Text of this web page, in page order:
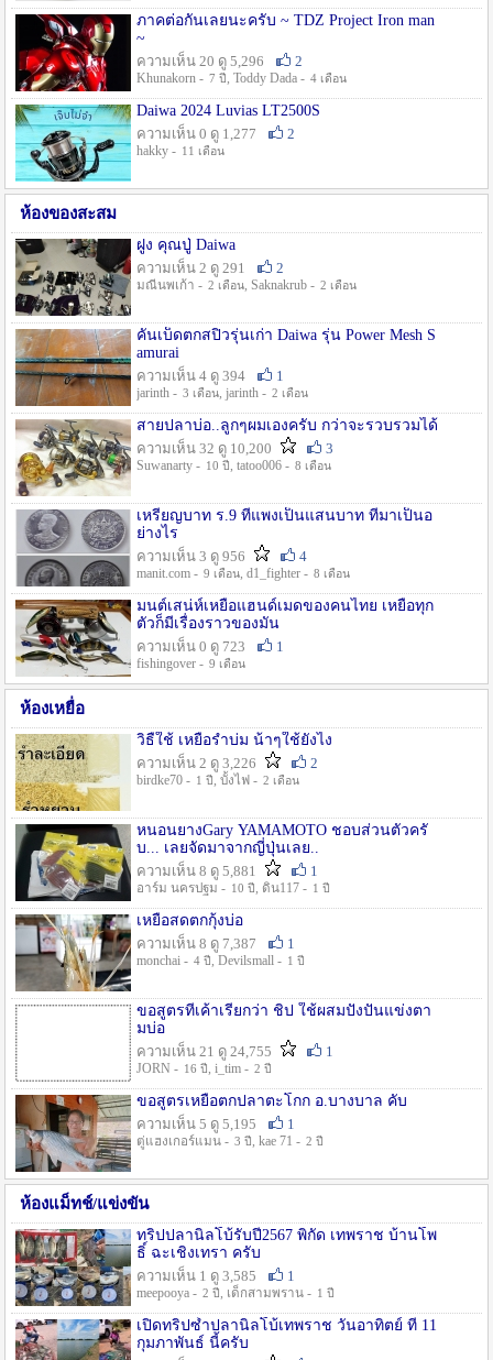
ภาคต่อกันเลยนะครับ ~ TDZ Project Iron man
~
ความเห็น 20 ดู 5,296
2
Khunakorn - 7 ปี , Toddy Dada - 4 เดือน
Daiwa 2024 Luvias LT2500S
ความเห็น 0 ดู 1,277
2
hakky - 11 เดือน
ห้องของสะสม
ฝูง คุณปู่ Daiwa
ความเห็น 2 ดู 291
2
มณีนพเก้า - 2 เดือน, Saknakrub - 2 เดือน
คันเบ็ดตกสปิ๋วรุ่นเก่า Daiwa รุ่น Power Mesh S
amurai
ความเห็น 4 ดู 394
1
jarinth - 3 เดือน, jarinth - 2 เดือน
สายปลาบ่อ..ลูกๆผมเองครับ กว่าจะรวบรวมได้
ความเห็น 32 ดู 10,200
3
Suwanarty - 10 ปี , tatoo006 - 8 เดือน
เหรียญบาท ร.9 ที่แพงเป็นแสนบาท ที่มาเป็นอ
ย่างไร
ความเห็น 3 ดู 956
4
manit.com - 9 เดือน, d1_fighter - 8 เดือน
มนต์เสน่ห์เหยื่อแฮนด์เมดของคนไทย เหยื่อทุก
ตัวก็มีเรื่องราวของมัน
ความเห็น 0 ดู 723
1
fishingover - 9 เดือน
ห้องเหยื่อ
วิธืใช้ เหยื่อรำบ่ม น้าๆใช้ยังไง
ความเห็น 2 ดู 3,226
2
birdke70 - 1 ปี , บั้งไฟ - 2 เดือน
หนอนยางGary YAMAMOTO ชอบส่วนตัวครั
บ... เลยจัดมาจากญี่ปุ่นเลย..
ความเห็น 8 ดู 5,881
1
อาร์ม นครปฐม - 10 ปี , ดิน117 - 1 ปี
เหยื่อสดตกกุ้งบ่อ
ความเห็น 8 ดู 7,387
1
monchai - 4 ปี , Devilsmall - 1 ปี
ขอสูตรที่เค้าเรียกว่า ชิป ใช้ผสมปังปั่นแข่งตา
มบ่อ
ความเห็น 21 ดู 24,755
1
JORN - 16 ปี , i_tim - 2 ปี
ขอสูตรเหยื่อตกปลาตะโกก อ.บางบาล คับ
ความเห็น 5 ดู 5,195
1
ตู่แฮงเกอร์แมน - 3 ปี , kae 71 - 2 ปี
ห้องแม็ทช์/แข่งขัน
ทริปปลานิลโบ้รับปี2567 พิกัด เทพราช บ้านโพ
ธิ์ ฉะเชิงเทรา ครับ
ความเห็น 1 ดู 3,585
1
meepooya - 2 ปี , เด็กสามพราน - 1 ปี
เปิดทริปซ้ำปลานิลโบ้เทพราช วันอาทิตย์ ที่ 11
กุมภาพันธ์ นี้ครับ